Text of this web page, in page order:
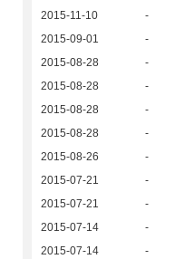
2015-11-10
-
2015-09-01
-
2015-08-28
-
2015-08-28
-
2015-08-28
-
2015-08-28
-
2015-08-26
-
2015-07-21
-
2015-07-21
-
2015-07-14
-
2015-07-14
-